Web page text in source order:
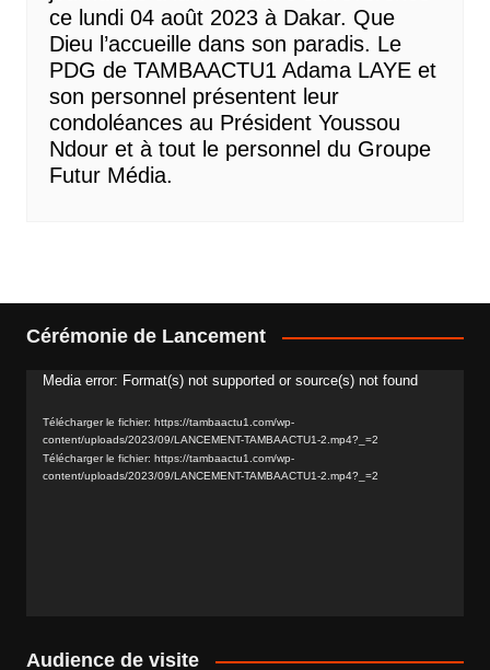
ce lundi 04 août 2023 à Dakar. Que
Dieu l’accueille dans son paradis. Le
PDG de TAMBAACTU1 Adama LAYE et
son personnel présentent leur
condoléances au Président Youssou
Ndour et à tout le personnel du Groupe
Futur Média.
Cérémonie de Lancement
Lecteur
Media error: Format(s) not supported or source(s) not found
Télécharger le fichier: https://tambaactu1.com/wp-
content/uploads/2023/09/LANCEMENT-TAMBAACTU1-2.mp4?_=2
Télécharger le fichier: https://tambaactu1.com/wp-
content/uploads/2023/09/LANCEMENT-TAMBAACTU1-2.mp4?_=2
Audience de visite